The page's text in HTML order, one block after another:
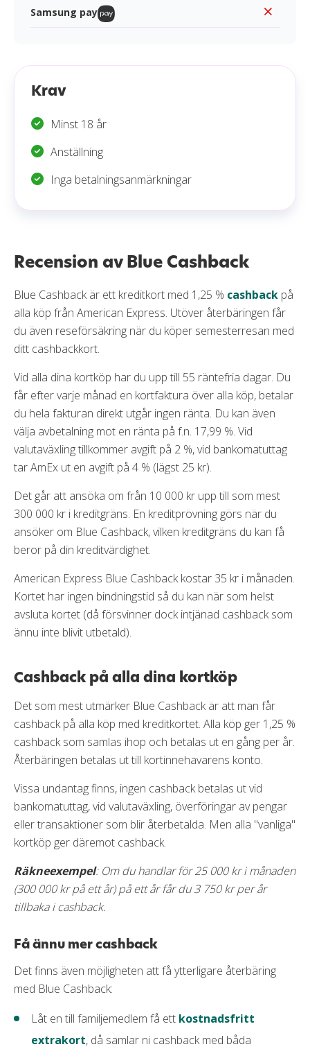
Samsung pay
Krav
Minst 18 år
Anställning
Inga betalningsanmärkningar
Recension av Blue Cashback
Blue Cashback är ett kreditkort med 1,25 % cashback på
alla köp från American Express. Utöver återbäringen får
du även reseförsäkring när du köper semesterresan med
ditt cashbackkort.
Vid alla dina kortköp har du upp till 55 räntefria dagar. Du
får efter varje månad en kortfaktura över alla köp, betalar
du hela fakturan direkt utgår ingen ränta. Du kan även
välja avbetalning mot en ränta på f.n. 17,99 %. Vid
valutaväxling tillkommer avgift på 2 %, vid bankomatuttag
tar AmEx ut en avgift på 4 % (lägst 25 kr).
Det går att ansöka om från 10 000 kr upp till som mest
300 000 kr i kreditgräns. En kreditprövning görs när du
ansöker om Blue Cashback, vilken kreditgräns du kan få
beror på din kreditvärdighet.
American Express Blue Cashback kostar 35 kr i månaden.
Kortet har ingen bindningstid så du kan när som helst
avsluta kortet (då försvinner dock intjänad cashback som
ännu inte blivit utbetald).
Cashback på alla dina kortköp
Det som mest utmärker Blue Cashback är att man får
cashback på alla köp med kreditkortet. Alla köp ger 1,25 %
cashback som samlas ihop och betalas ut en gång per år.
Återbäringen betalas ut till kortinnehavarens konto.
Vissa undantag finns, ingen cashback betalas ut vid
bankomatuttag, vid valutaväxling, överföringar av pengar
eller transaktioner som blir återbetalda. Men alla "vanliga"
kortköp ger däremot cashback.
Räkneexempel: Om du handlar för 25 000 kr i månaden
(300 000 kr på ett år) på ett år får du 3 750 kr per år
tillbaka i cashback.
Få ännu mer cashback
Det finns även möjligheten att få ytterligare återbäring
med Blue Cashback:
Låt en till familjemedlem få ett kostnadsfritt
extrakort, då samlar ni cashback med båda